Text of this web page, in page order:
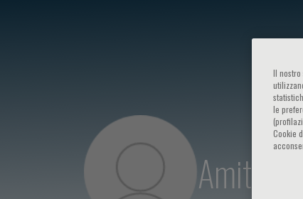
Amit Lahoti
Il nostro
le
Cookie